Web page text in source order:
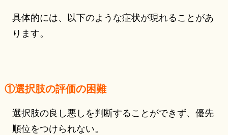
具体的には、以下のような症状が現れることがあ
ります。
①選択肢の評価の困難
選択肢の良し悪しを判断することができず、優先
順位をつけられない。